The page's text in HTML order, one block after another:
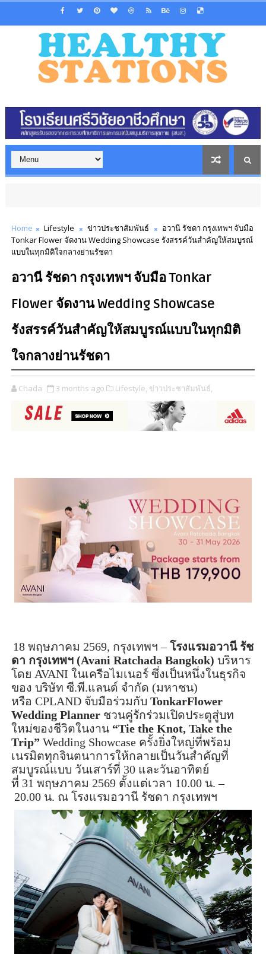
Home Lifestyle ข่าวประชาสัมพันธ์
อวานี รัชดา กรุงเทพฯ จับมือ
Tonkar Flower จัดงาน Wedding Showcase รังสรรค์วันสำคัญให้สมบูรณ์
แบบในทุกมิติใจกลางย่านรัชดา
อวานี รัชดา กรุงเทพฯ จับมือ Tonkar
Flower จัดงาน Wedding Showcase
รังสรรค์วันสำคัญให้สมบูรณ์แบบในทุกมิติ
ใจกลางย่านรัชดา
Chada 3 months ago Lifestyle, ข่าวประชาสัมพันธ์,
18 พฤษภาคม 2569, กรุงเทพฯ –โรงแรมอวานี รัช
ดา กรุงเทพฯ (Avani Ratchada Bangkok) บริหาร
โดย AVANI ในเครือไมเนอร์ ซึ่งเป็นหนึ่งในธุรกิจ
ของ บริษัท ซี.พี.แลนด์ จำกัด (มหาชน)
หรือ CPLAND จับมือร่วมกับ TonkarFlower
Wedding Plannerชวนคู่รักร่วมเปิดประตูสู่บท
ใหม่ของชีวิตในงาน “Tie the Knot, Take the
Trip” Wedding Showcase ครั้งยิ่งใหญ่ที่พร้อม
เนรมิตทุกจินตนาการให้กลายเป็นวันสำคัญที่
สมบูรณ์แบบ วันเสาร์ที่ 30 และวันอาทิตย์
ที่ 31 พฤษภาคม 2569 ตั้งแต่เวลา 10.00 น. –
20.00 น. ณ โรงแรมอวานี รัชดา กรุงเทพฯ